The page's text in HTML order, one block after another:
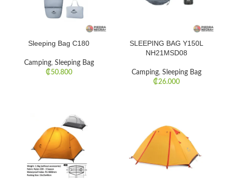
Sleeping Bag C180
Camping, Sleeping Bag
₡50.800
SLEEPING BAG Y150L
NH21MSD08
Camping, Sleeping Bag
₡26.000